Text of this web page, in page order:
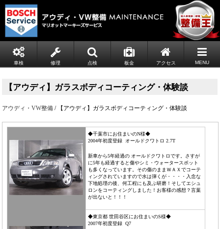
車検 修理 点検 板金 アクセス MENU
【アウディ】ガラスボディコーティング・体験談
アウディ・VW整備 / 【アウディ】ガラスボディコーティング・体験談
◆千葉市にお住まいのN様◆
2004年初度登録 オールドクワトロ 2.7T
新車から5年経過の オールドクワトロです。さすが
に5年も経過すると傷やシミ・ウォータースポット
も多くなっています。その傷のままＷＡＸでコーテ
ィングされていますので水は弾くが・・・・入念な
下地処理の後、何工程にも及ぶ研磨！そしてエシュ
ロンをコーティングしました！お客様の感想？言葉
が出ないと！！！
◆東京都 世田谷区にお住まいのS様◆
2007年初度登録 Q7